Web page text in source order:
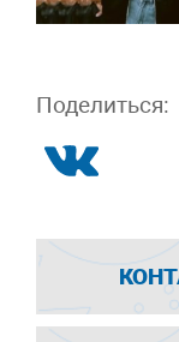
Поделиться: